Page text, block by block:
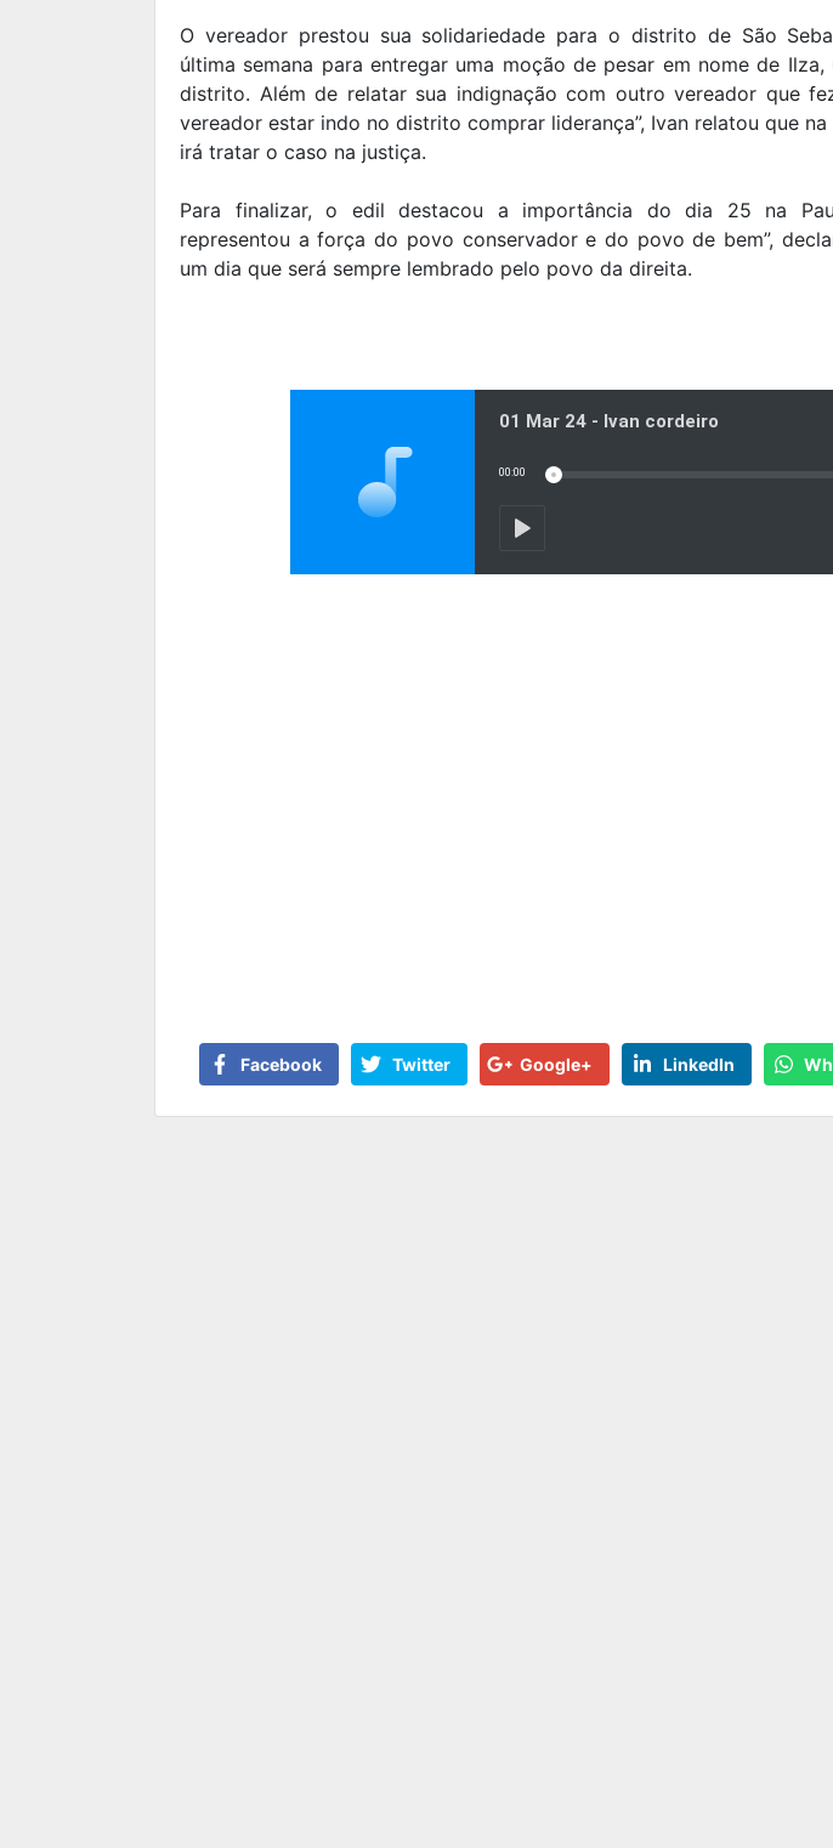
O vereador prestou sua solidariedade para o distrito de São
última semana para entregar uma moção de pesar em nome de
distrito. Além de relatar sua indignação com outro vereador que
vereador estar indo no distrito comprar liderança”, Ivan relatou que
irá tratar o caso na justiça.
Para finalizar, o edil destacou a importância do dia 25 na
representou a força do povo conservador e do povo de bem”,
um dia que será sempre lembrado pelo povo da direita.
Facebook Twitter Google+ LinkedIn